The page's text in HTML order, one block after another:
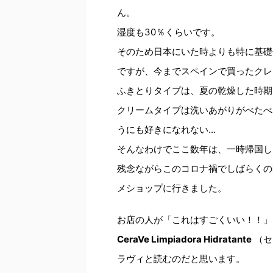
ん。
湿度も30％くらいです。
そのため日本にいた時よりも特に基
ですが、今までスペインで買ったク
ふきとりタイプは、夏の乾燥した時
クリームタイプは洗いあがりがべた
うにも好きになれない…
そんなわけでここ数年は、一時帰国
残念ながらこのコロナ禍でしばらく
メショップに行きました。
お店の人が「これはすごくいい！！
CeraVe Limpiadora Hidratante （
ラヴィと読むのだと思います。